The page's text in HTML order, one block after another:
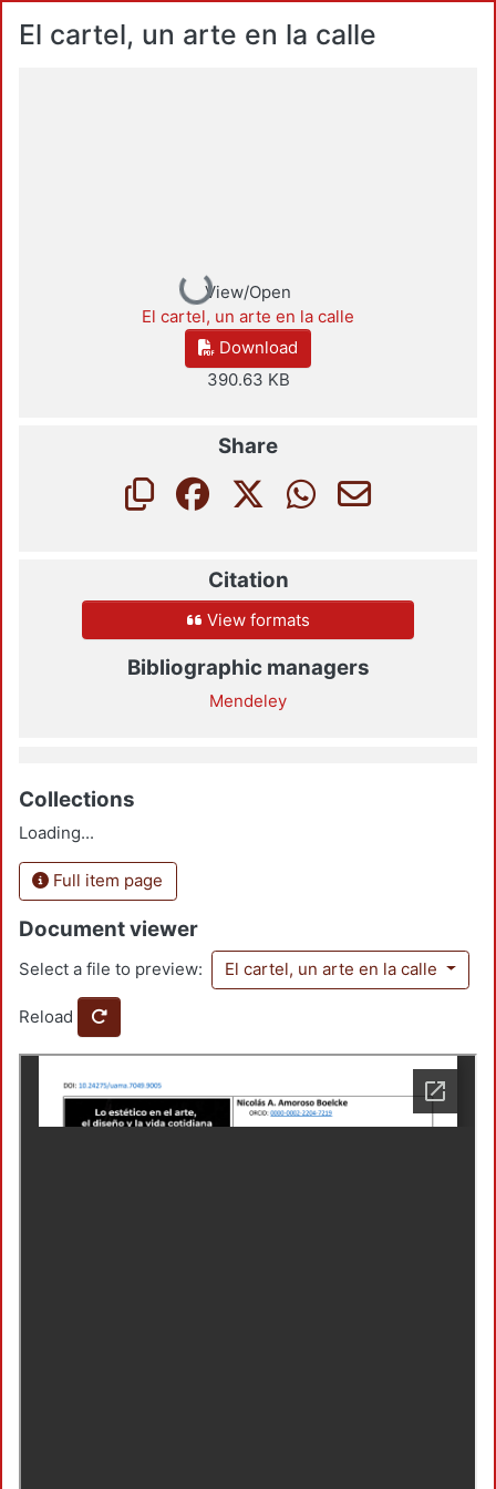
El cartel, un arte en la calle
Loading...
View/Open
El cartel, un arte en la calle
Download
390.63 KB
Share
Citation
View formats
Bibliographic managers
Mendeley
Collections
Loading...
Full item page
Document viewer
Select a file to preview: El cartel, un arte en la calle
Reload